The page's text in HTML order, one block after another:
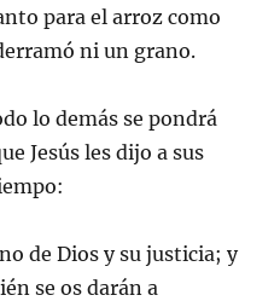
para el arroz como
ni un grano.
lo demás se pondrá
Jesús les dijo a sus
de Dios y su justicia; y
se os darán a